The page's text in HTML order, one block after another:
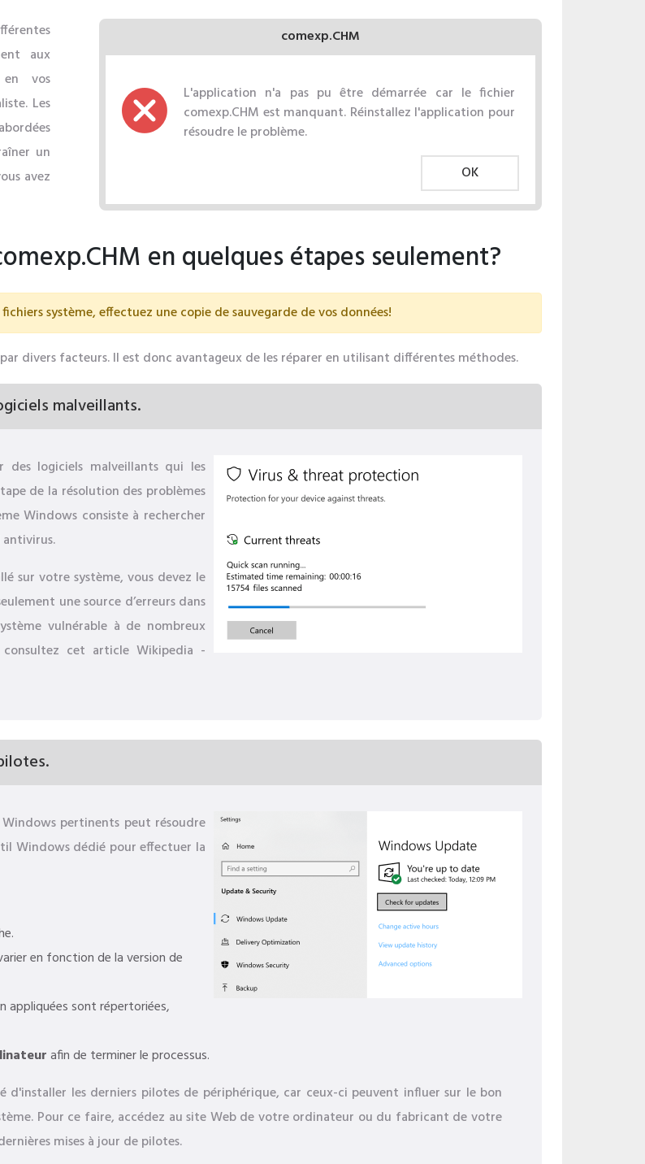
comexp.CHM
L'application n'a pas pu être démarrée car le fichier
comexp.CHM est manquant. Réinstallez l'application pour
résoudre le problème.
OK
aux
en vos
Les
un
avez
en quelques étapes seulement?
système, effectuez une copie de sauvegarde de vos données!
divers facteurs. Il est donc avantageux de les réparer en utilisant différentes méthodes.
malveillants.
des logiciels malveillants qui les
de la résolution des problèmes
Windows consiste à rechercher
sur votre système, vous devez le
une source d’erreurs dans
vulnérable à de nombreux
cet article Wikipedia -
pertinents peut résoudre
Windows dédié pour effectuer la
en fonction de la version de
appliquées sont répertoriées,
afin de terminer le processus.
d'installer les derniers pilotes de périphérique, car ceux-ci peuvent influer sur le bon
Pour ce faire, accédez au site Web de votre ordinateur ou du fabricant de votre
mises à jour de pilotes.